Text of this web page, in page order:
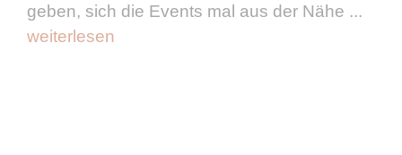
geben, sich die Events mal aus der Nähe ...
weiterlesen